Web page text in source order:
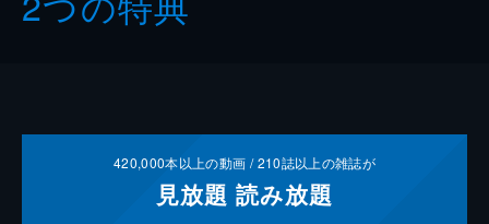
420,000本以上の動画 /210誌以上の雑誌が
見放題 読み放題